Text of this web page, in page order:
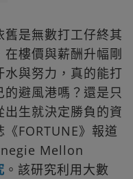
是無數打工仔終其
樓價與薪酬升幅剛
與努力，真的能打
避風港嗎？還是只
生就決定勝負的資
FORTUNE》報道
Mellon
。該研究利用大數